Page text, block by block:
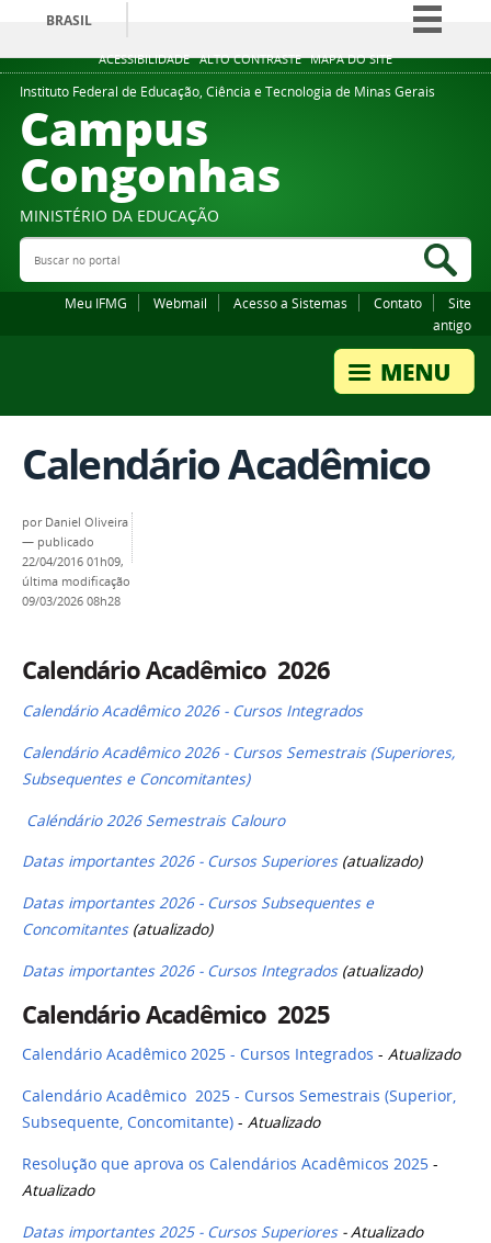
ACESSIBILIDADE ALTO CONTRASTE MAPA DO SITE
BRASIL
Simplifique!
Comunica BR
Instituto Federal de Educação, Ciência e Tecnologia de Minas Gerais
Campus
Congonhas
MINISTÉRIO DA EDUCAÇÃO
Buscar no portal
Meu IFMG Webmail Acesso a Sistemas Contato
Site
antigo
Calendário Acadêmico
por Daniel Oliveira
— publicado
22/04/2016 01h09,
última modificação
09/03/2026 08h28
Calendário Acadêmico 2026
Calendário Acadêmico 2026 - Cursos Integrados
Calendário Acadêmico 2026 - Cursos Semestrais (Superiores,
Subsequentes e Concomitantes)
Caléndário 2026 Semestrais Calouro
Datas importantes 2026 - Cursos Superiores(atualizado)
Datas importantes 2026 - Cursos Subsequentes e
Concomitantes(atualizado)
Datas importantes 2026 - Cursos Integrados(atualizado)
Calendário Acadêmico 2025
Calendário Acadêmico 2025 - Cursos Integrados - Atualizado
Calendário Acadêmico 2025 - Cursos Semestrais (Superior,
Subsequente, Concomitante) - Atualizado
Resolução que aprova os Calendários Acadêmicos 2025 -
Atualizado
Datas importantes 2025 - Cursos Superiores-Atualizado